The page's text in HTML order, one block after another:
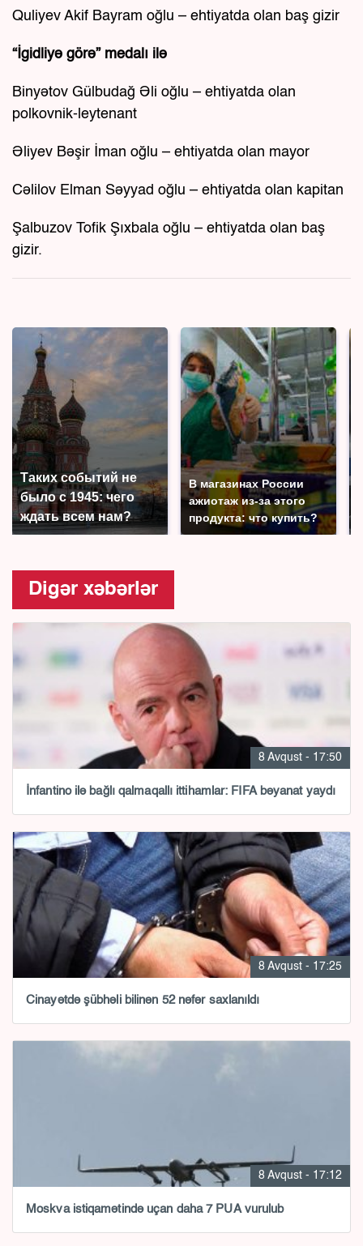
Quliyev Akif Bayram oğlu – ehtiyatda olan baş gizir
“İgidliyə görə” medalı ilə
Binyətov Gülbudağ Əli oğlu – ehtiyatda olan
polkovnik-leytenant
Əliyev Bəşir İman oğlu – ehtiyatda olan mayor
Cəlilov Elman Səyyad oğlu – ehtiyatda olan kapitan
Şalbuzov Tofik Şıxbala oğlu – ehtiyatda olan baş
gizir.
Таких событий не
было с 1945: чего
ждать всем нам?
В магазинах России
ажиотаж из-за этого
продукта: что купить?
Digər xəbərlər
8 Avqust - 17:50
İnfantino ilə bağlı qalmaqallı ittihamlar: FIFA bəyanat yaydı
8 Avqust - 17:25
Cinayətdə şübhəli bilinən 52 nəfər saxlanıldı
8 Avqust - 17:12
Moskva istiqamətində uçan daha 7 PUA vurulub